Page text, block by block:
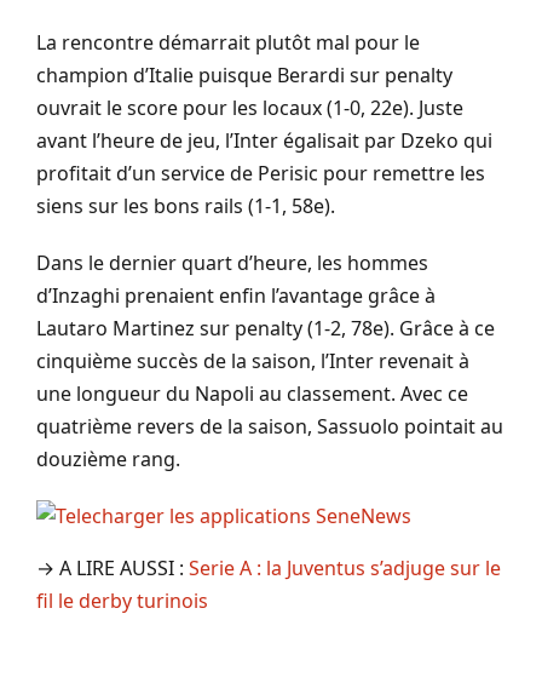
La rencontre démarrait plutôt mal pour le
champion d’Italie puisque Berardi sur penalty
ouvrait le score pour les locaux (1-0, 22e). Juste
avant l’heure de jeu, l’Inter égalisait par Dzeko qui
profitait d’un service de Perisic pour remettre les
siens sur les bons rails (1-1, 58e).
Dans le dernier quart d’heure, les hommes
d’Inzaghi prenaient enfin l’avantage grâce à
Lautaro Martinez sur penalty (1-2, 78e). Grâce à ce
cinquième succès de la saison, l’Inter revenait à
une longueur du Napoli au classement. Avec ce
quatrième revers de la saison, Sassuolo pointait au
douzième rang.
→ A LIRE AUSSI : Serie A : la Juventus s’adjuge sur le
fil le derby turinois